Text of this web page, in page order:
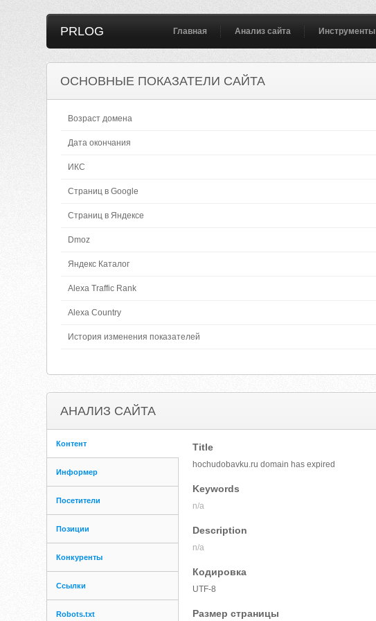
PRLOG Главная Анализ сайта Инструменты
ОСНОВНЫЕ ПОКАЗАТЕЛИ САЙТА
Возраст домена
Дата окончания
ИКС
Страниц в Google
Страниц в Яндексе
Dmoz
Яндекс Каталог
Alexa Traffic Rank
Alexa Country
История изменения показателей
АНАЛИЗ САЙТА
Контент
Информер
Посетители
Позиции
Конкуренты
Ссылки
Robots.txt
Title
hochudobavku.ru domain has expired
Keywords
n/a
Description
n/a
Кодировка
UTF-8
Размер страницы